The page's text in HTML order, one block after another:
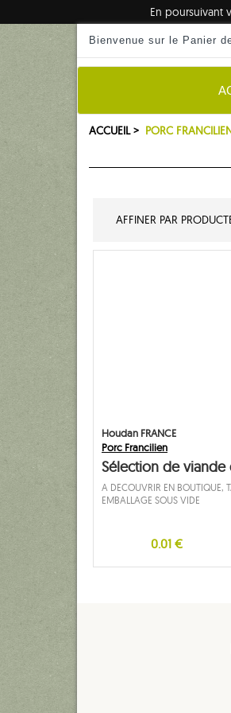
En poursuivant
Bienvenue sur le Panier
ACCUEIL > PORC
AFFINER PAR
Houdan FRANCE
Porc Francilien
Sélection de viande
A DECOUVRIR EN BOUTIQUE,
EMBALLAGE SOUS VIDE
0.01 €